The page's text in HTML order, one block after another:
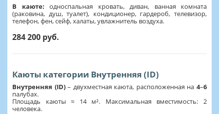
В каюте: односпальная кровать, диван, ванная комната
(раковина, душ, туалет), кондиционер, гардероб, телевизор,
телефон, фен, сейф, халаты, увлажнитель воздуха.
284 200 руб.
Каюты категории Внутренняя (ID)
Внутренняя (ID)– двухместная каюта, расположенная на4–6
палубах.
Площадь каюты ≈ 14 м². Максимальная вместимость: 2
человека.